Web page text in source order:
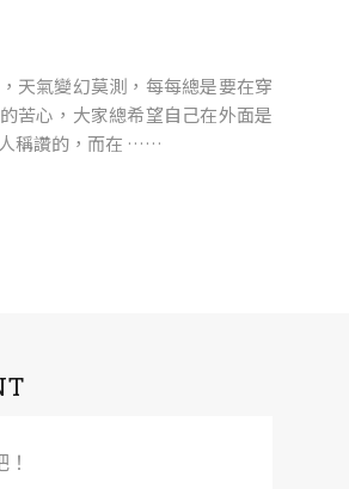
天氣變幻莫測，每每總是要在穿
苦心，大家總希望自己在外面是
稱讚的，而在 ……